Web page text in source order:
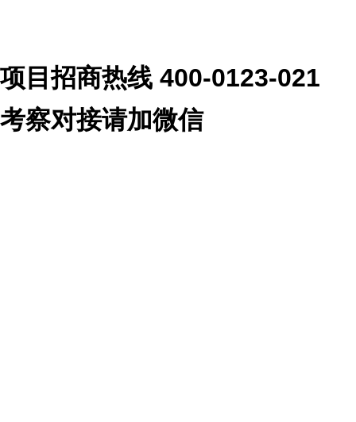
项目招商热线 400-0123-021
考察对接请加微信